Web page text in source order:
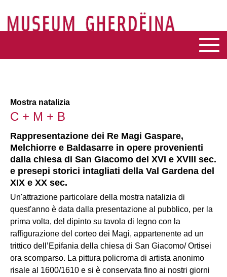
Mostra natalizia
C + M + B
Rappresentazione dei Re Magi Gaspare,
Melchiorre e Baldasarre in opere provenienti
dalla chiesa di San Giacomo del XVI e XVIII sec.
e presepi storici intagliati della Val Gardena del
XIX e XX sec.
Un'attrazione particolare della mostra natalizia di
quest'anno è data dalla presentazione al pubblico, per la
prima volta, del dipinto su tavola di legno con la
raffigurazione del corteo dei Magi, appartenente ad un
trittico dell’Epifania della chiesa di San Giacomo/ Ortisei
ora scomparso. La pittura policroma di artista anonimo
risale al 1600/1610 e si è conservata fino ai nostri giorni